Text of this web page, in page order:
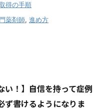
得の手順
薬剤師, 進め方
い！】自信を持って症例
ず書けるようになりま